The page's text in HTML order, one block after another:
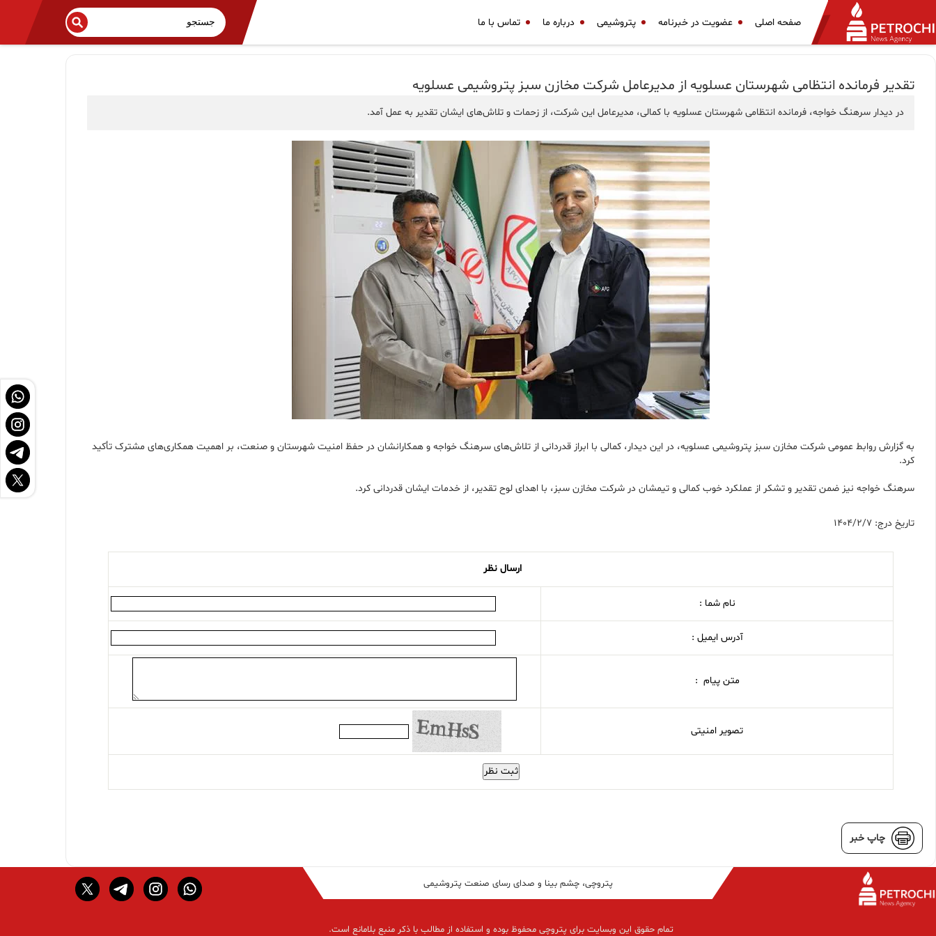
صفحه اصلی عضویت در خبرنامه پتروشیمی درباره ما تماس با ما
تقدیر فرمانده انتظامی شهرستان عسلویه از مدیرعامل شرکت مخازن سبز پتروشیمی عسلویه
در دیدار سرهنگ خواجه، فرمانده انتظامی شهرستان عسلویه با کمالی، مدیرعامل این شرکت، از زحمات و تلاش‌های ایشان تقدیر به عمل آمد.
به گزارش روابط عمومی شرکت مخازن سبز پتروشیمی عسلویه، در این دیدار، کمالی با ابراز قدردانی از تلاش‌های سرهنگ خواجه و همکارانشان در حفظ امنیت شهرستان و صنعت، بر اهمیت همکاری‌های مشترک تأکید
کرد.
سرهنگ خواجه نیز ضمن تقدیر و تشکر از عملکرد خوب کمالی و تیمشان در شرکت مخازن سبز، با اهدای لوح تقدیر، از خدمات ایشان قدردانی کرد.
تاریخ درج: 1404/2/7
ارسال نظر
نام شما :
آدرس ایمیل :
متن پیام :
تصویر امنیتی
ثبت نظر
چاپ خبر
پتروچی، چشم بینا و صدای رسای صنعت پتروشیمی
تمام حقوق این وبسایت برای پتروچی محفوظ بوده و استفاده از مطالب با ذکر منبع بلامانع است.